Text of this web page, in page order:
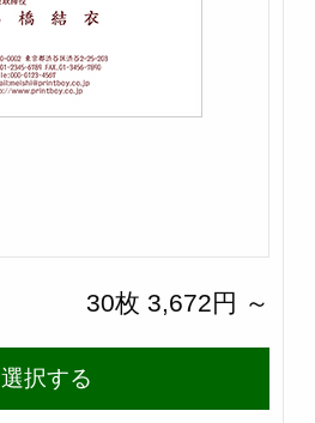
30枚 3,672円 ～
選択する